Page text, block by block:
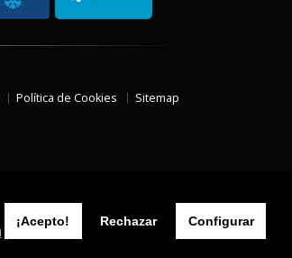
¡Acepto! Rechazar Configurar
Política de Cookies Sitemap